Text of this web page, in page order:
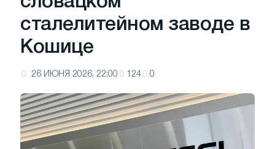
сталелитейном заводе в
Кошице
26 ИЮНЯ 2026, 22:00 124 0